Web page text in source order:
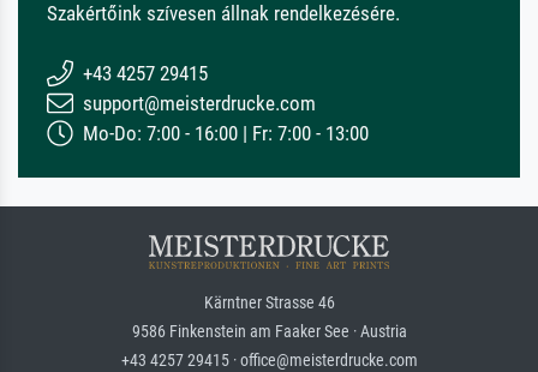
Szakértőink szívesen állnak rendelkezésére.
+43 4257 29415
support@meisterdrucke.com
Mo-Do: 7:00 - 16:00 | Fr: 7:00 - 13:00
Kärntner Strasse 46
9586 Finkenstein am Faaker See · Austria
+43 4257 29415 · office@meisterdrucke.com